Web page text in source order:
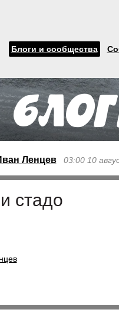
Блоги и сообщества
Ленцев 03:00 10
стадо